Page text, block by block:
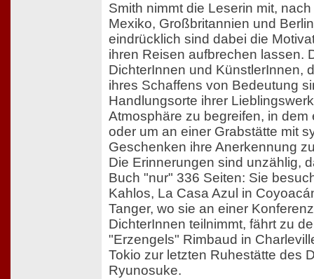
Smith nimmt die Leserin mit,
Mexiko, Großbritannien und
eindrücklich sind dabei die
ihren Reisen aufbrechen lassen.
DichterInnen und KünstlerInnen,
ihres Schaffens von Bedeutung
Handlungsorte ihrer
Atmosphäre zu begreifen, in dem
oder um an einer Grabstätte mit
Geschenken ihre Anerkennung
Die Erinnerungen sind unzählig,
Buch "nur" 336 Seiten: Sie
Kahlos, La Casa Azul in
Tanger, wo sie an einer
DichterInnen teilnimmt, fährt zu
"Erzengels" Rimbaud in
Tokio zur letzten Ruhestätte des
Ryunosuke.